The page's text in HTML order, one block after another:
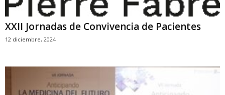
XXII Jornadas de Convivencia de Pacientes
12 diciembre, 2024